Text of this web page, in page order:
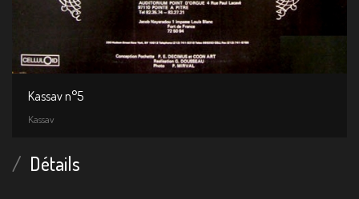
Kassav n°5
Kassav
Détails